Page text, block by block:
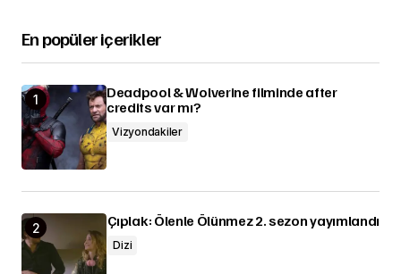
En popüler içerikler
Deadpool & Wolverine filminde after
credits var mı?
Vizyondakiler
Çıplak: Ölenle Ölünmez 2. sezon yayımlandı
Dizi